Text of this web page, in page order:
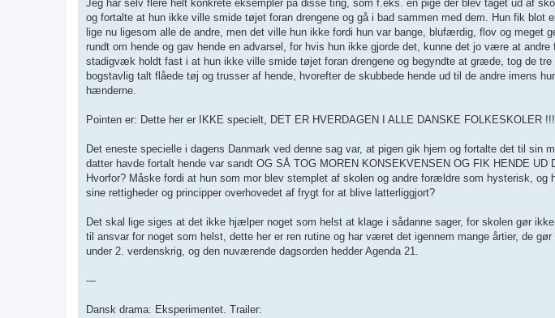
Jeg har selv flere helt konkrete eksempler på disse ting, som f.eks. en pige der blev taget ud af
og fortalte at hun ikke ville smide tøjet foran drengene og gå i bad sammen med dem. Hun fik
lige nu ligesom alle de andre, men det ville hun ikke fordi hun var bange, blufærdig, flov og
rundt om hende og gav hende en advarsel, for hvis hun ikke gjorde det, kunne det jo være at
stadigvæk holdt fast i at hun ikke ville smide tøjet foran drengene og begyndte at græde, tog de
bogstavlig talt flåede tøj og trusser af hende, hvorefter de skubbede hende ud til de andre imens
hænderne.
Pointen er: Dette her er IKKE specielt, DET ER HVERDAGEN I ALLE DANSKE FOLKESKOLER !!!
Det eneste specielle i dagens Danmark ved denne sag var, at pigen gik hjem og fortalte det til sin
datter havde fortalt hende var sandt OG SÅ TOG MOREN KONSEKVENSEN OG FIK HENDE
Hvorfor? Måske fordi at hun som mor blev stemplet af skolen og andre forældre som hysterisk,
sine rettigheder og principper overhovedet af frygt for at blive latterliggjort?
Det skal lige siges at det ikke hjælper noget som helst at klage i sådanne sager, for skolen gør
til ansvar for noget som helst, dette her er ren rutine og har været det igennem mange årtier, de
under 2. verdenskrig, og den nuværende dagsorden hedder Agenda 21.
---
Dansk drama: Eksperimentet. Trailer: